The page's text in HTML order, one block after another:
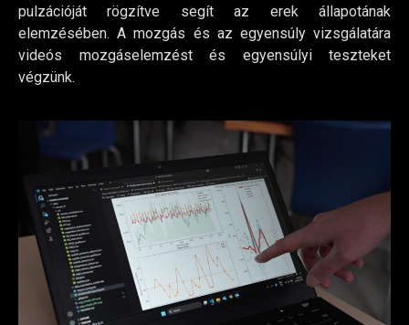
pulzációját rögzítve segít az erek állapotának
elemzésében. A mozgás és az egyensúly vizsgálatára
videós mozgáselemzést és egyensúlyi teszteket
végzünk.